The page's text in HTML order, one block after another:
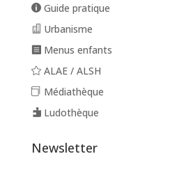
Guide pratique
Urbanisme
Menus enfants
ALAE / ALSH
Médiathèque
Ludothèque
Newsletter